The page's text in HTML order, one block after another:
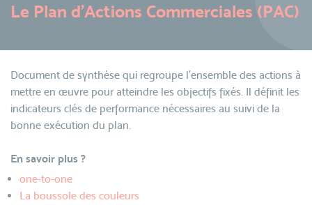
Le Plan d'Actions Commerciales (PAC)
Document de synthèse qui regroupe l'ensemble des actions à
mettre en œuvre pour atteindre les objectifs fixés. Il définit les
indicateurs clés de performance nécessaires au suivi de la
bonne exécution du plan.
En savoir plus ?
one-to-one
La boussole des couleurs